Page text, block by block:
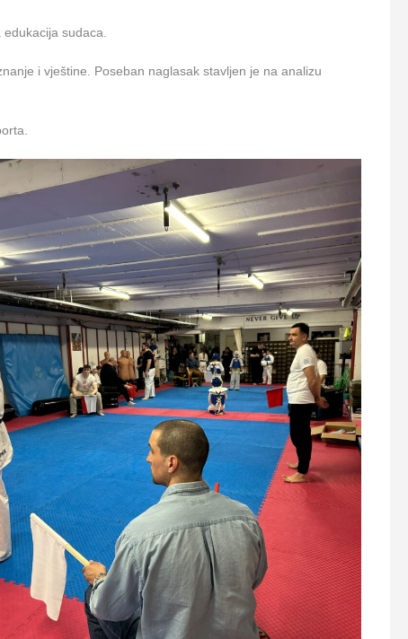
sudaca.
i vještine. Poseban naglasak stavljen je na analizu